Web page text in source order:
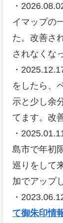
・
イマップの
た。改善さ
されなくな
・
をしたら、
示と少し余
てます。改
・
島市で年初
巡りをして
加でアップ
・
て御朱印情